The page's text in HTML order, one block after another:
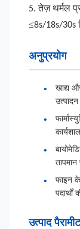
5. तेज़ थर्मल
≤8s/18s/30s
अनुप्रयोग
खाद्य
तापमान
फाइन
पदार्थों
उत्पाद